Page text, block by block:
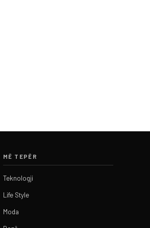
MË TEPËR
Teknologji
Life Style
Moda